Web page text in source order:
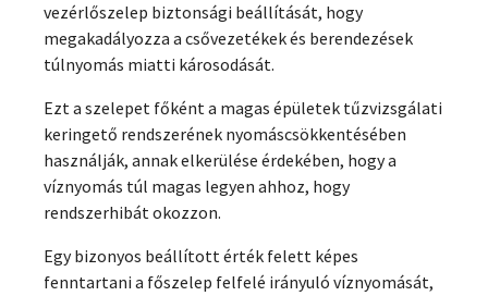
vezérlőszelep biztonsági beállítását, hogy
megakadályozza a csővezetékek és berendezések
túlnyomás miatti károsodását.
Ezt a szelepet főként a magas épületek tűzvizsgálati
keringető rendszerének nyomáscsökkentésében
használják, annak elkerülése érdekében, hogy a
víznyomás túl magas legyen ahhoz, hogy
rendszerhibát okozzon.
Egy bizonyos beállított érték felett képes
fenntartani a főszelep felfelé irányuló víznyomását,